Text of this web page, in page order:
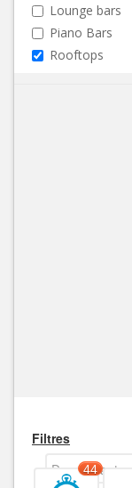
Lounge bars
Piano Bars
Rooftops
Filtres
Decroissant
44